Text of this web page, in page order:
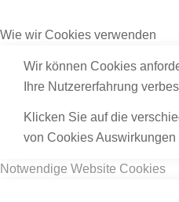
Wie wir Cookies verwenden
Wir können Cookies
Ihre Nutzererfahrung
Klicken Sie auf die
von Cookies
Notwendige Website Cookies